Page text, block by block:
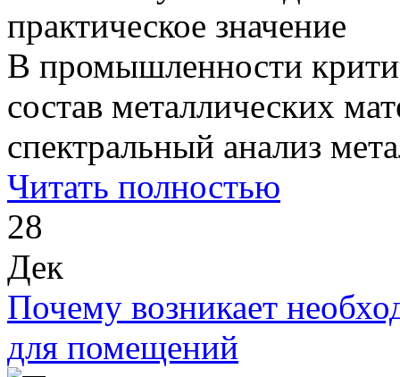
В промышленности
состав металлических
спектральный анализ
Читать полностью
28
Дек
Почему возникает
для помещений